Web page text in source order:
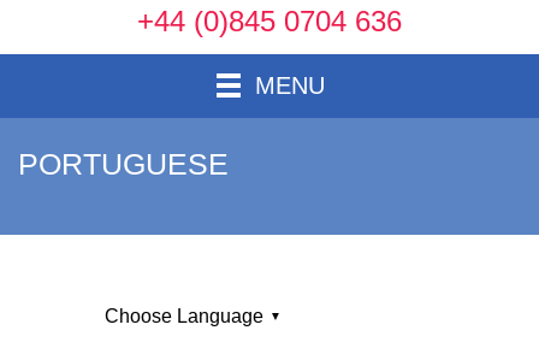
+44 (0)845 0704 636
Toggle Navigation
MENU
PORTUGUESE
Choose Language ▼